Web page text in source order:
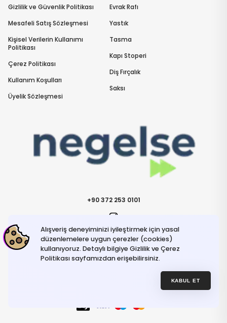
Alışveriş deneyiminizi iyileştirmek için yasal
düzenlemelere uygun çerezler (cookies)
kullanıyoruz. Detaylı bilgiye Gizlilik ve Çerez
Politikası sayfamızdan erişebilirsiniz.
KABUL ET
+90 372 253 0101
İletişime Geçininfo@negelse.com
Gizlilik ve Güvenlik Politikası
Mesafeli Satış Sözleşmesi
Kişisel Verilerin Kullanımı
Politikası
Çerez Politikası
Kullanım Koşulları
Üyelik Sözleşmesi
Evrak Rafı
Yastık
Tasma
Kapı Stoperi
Diş Fırçalık
Saksı